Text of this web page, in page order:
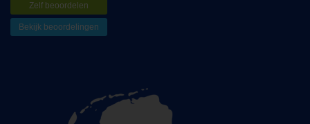
Zelf beoordelen
Bekijk beoordelingen